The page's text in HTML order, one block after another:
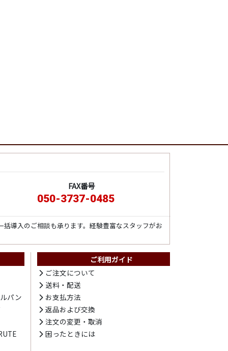
FAX番号
050-3737-0485
導入のご相談も承ります。経験豊富なスタッフがお
パン
ご利用ガイド
ご注文について
送料・配送
お支払方法
返品および交換
注文の変更・取消
困ったときには